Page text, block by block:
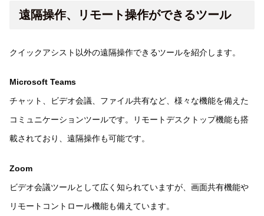
遠隔操作、リモート操作ができるツール
クイックアシスト以外の遠隔操作できるツールを紹介します。
Microsoft Teams
チャット、ビデオ会議、ファイル共有など、様々な機能を備えた
コミュニケーションツールです。リモートデスクトップ機能も搭
載されており、遠隔操作も可能です。
Zoom
ビデオ会議ツールとして広く知られていますが、画面共有機能や
リモートコントロール機能も備えています。